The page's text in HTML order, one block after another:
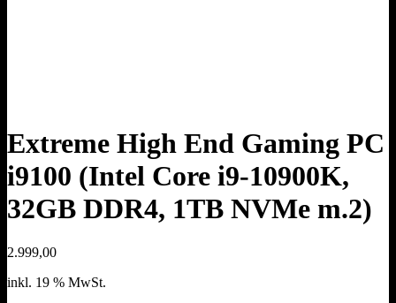
Extreme High End Gaming PC
i9100 (Intel Core i9-10900K,
32GB DDR4, 1TB NVMe m.2)
2.999,00
inkl. 19 % MwSt.